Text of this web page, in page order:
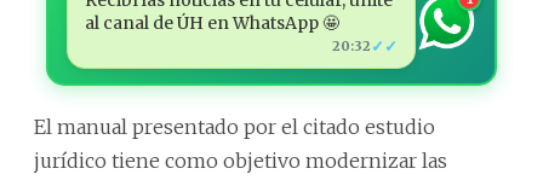
al canal de ÚH en WhatsApp 🤩
20:32 ✓✓
El manual presentado por el citado estudio
jurídico tiene como objetivo modernizar las